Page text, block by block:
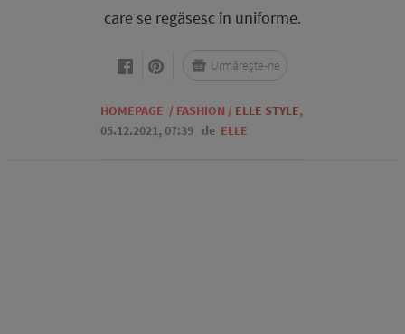
care se regăsesc în uniforme.
HOMEPAGE / FASHION / ELLE STYLE,
05.12.2021, 07:39 de ELLE
Urmărește-ne